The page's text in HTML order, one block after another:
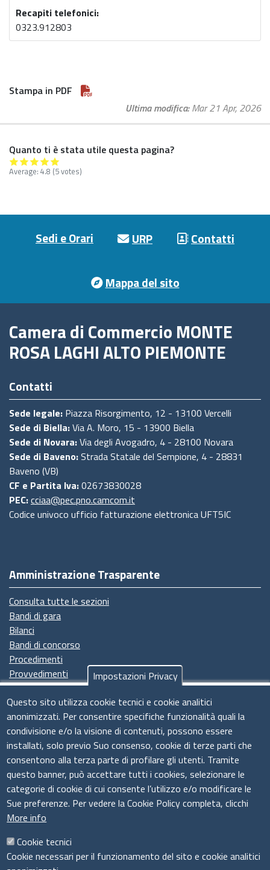
Recapiti telefonici:
0323.912803
Stampa in PDF
Ultima modifica Mar 21 Apr, 2026
Quanto ti è stata utile questa pagina?
Average: 4.8 (5 votes)
Sedi e Orari URP Contatti
Mappa del sito
Camera di Commercio MONTE
ROSA LAGHI ALTO PIEMONTE
Contatti
Sede legale: Piazza Risorgimento, 12 - 13100 Vercelli
Sede di Biella:Via A. Moro, 15 - 13900 Biella
Sede di Novara:Via degli Avogadro, 4 - 28100 Novara
Sede di Baveno:Strada Statale del Sempione, 4 - 28831
Baveno (VB)
CF e Partita Iva:02673830028
PEC:cciaa@pec.pno.camcom.it
Codice univoco ufficio fatturazione elettronica UFT5IC
Amministrazione Trasparente
Consulta tutte le sezioni
Bandi di gara
Bilanci
Bandi di concorso
Procedimenti
Provvedimenti
Seguici su
Il sistema camerale
Impostazioni Privacy
Questo sito utilizza cookie tecnici e cookie analitici
anonimizzati. Per consentire specifiche funzionalità quali la
condivisione e/o la visione di contenuti, possono essere
installati, solo previo Suo consenso, cookie di terze parti che
consentono alla terza parte di profilare gli utenti. Tramite
questo banner, può accettare tutti i cookies, selezionare le
categorie di cookie di cui consente l’utilizzo e/o modificare le
Sue preferenze. Per vedere la Cookie Policy completa, clicchi
More info
Cookie tecnici
Cookie necessari per il funzionamento del sito e cookie analitici